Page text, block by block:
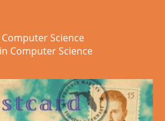
Science
Computer Science